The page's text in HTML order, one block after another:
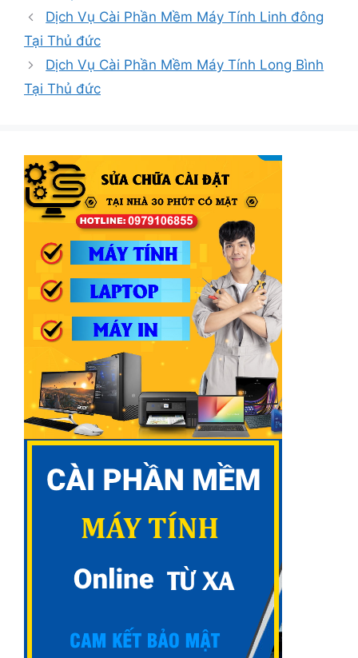
mục
Dịch Vụ Cài Phần Mềm Máy Tính Linh đông
Tại Thủ đức
Dịch Vụ Cài Phần Mềm Máy Tính Long Bình
Tại Thủ đức